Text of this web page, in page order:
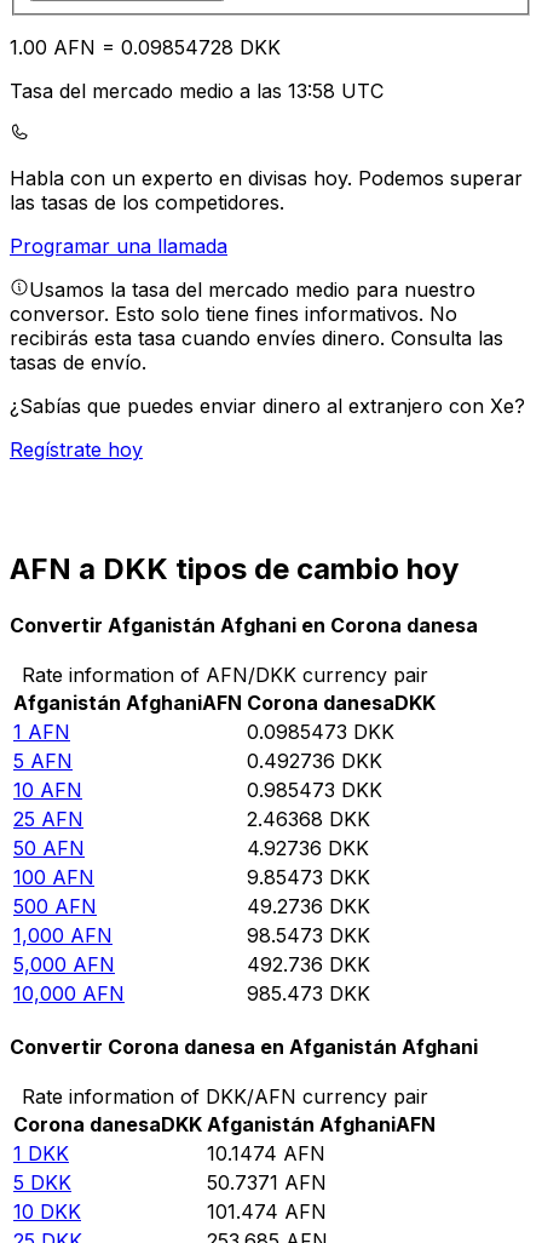
1.00 AFN = 0.09854728 DKK
Tasa del mercado medio a las 13:58 UTC
Habla con un experto en divisas hoy. Podemos superar
las tasas de los competidores.
Programar una llamada
Usamos la tasa del mercado medio para nuestro
conversor. Esto solo tiene fines informativos. No
recibirás esta tasa cuando envíes dinero. Consulta las
tasas de envío.
¿Sabías que puedes enviar dinero al extranjero con Xe?
Regístrate hoy
AFN a DKK tipos de cambio hoy
Convertir Afganistán Afghani en Corona danesa
Rate information of AFN/DKK currency pair
Afganistán AfghaniAFN Corona danesaDKK
1 AFN 0.0985473 DKK
5 AFN 0.492736 DKK
10 AFN 0.985473 DKK
25 AFN 2.46368 DKK
50 AFN 4.92736 DKK
100 AFN 9.85473 DKK
500 AFN 49.2736 DKK
1,000 AFN 98.5473 DKK
5,000 AFN 492.736 DKK
10,000 AFN 985.473 DKK
Convertir Corona danesa en Afganistán Afghani
Rate information of DKK/AFN currency pair
Corona danesaDKK Afganistán AfghaniAFN
1 DKK 10.1474 AFN
5 DKK 50.7371 AFN
10 DKK 101.474 AFN